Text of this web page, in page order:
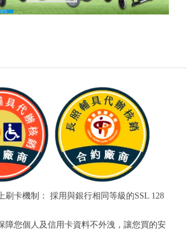
刷卡機制： 採用與銀行相同等級的SSL 128
障您個人及信用卡資料不外洩，讓您買的安